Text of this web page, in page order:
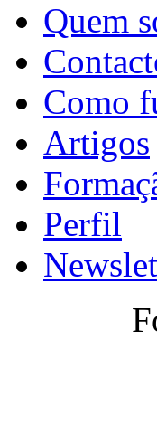
Quem
Como
Artigos
Perfil